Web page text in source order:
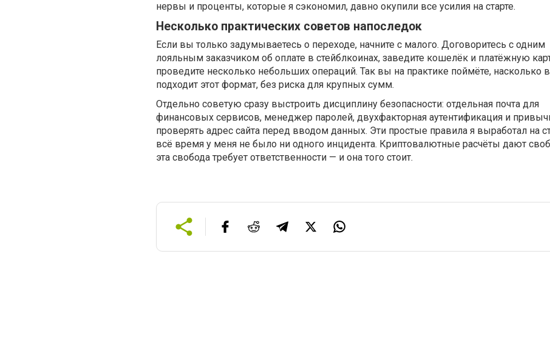
нервы и проценты, которые я сэкономил, давно окупили все усилия на старте.
Несколько практических советов напоследок
Если вы только задумываетесь о переходе, начните с малого. Договоритесь с одним
лояльным заказчиком об оплате в стейблкоинах, заведите кошелёк и платёжную
проведите несколько небольших операций. Так вы на практике поймёте, насколько
подходит этот формат, без риска для крупных сумм.
Отдельно советую сразу выстроить дисциплину безопасности: отдельная почта для
финансовых сервисов, менеджер паролей, двухфакторная аутентификация и
проверять адрес сайта перед вводом данных. Эти простые правила я выработал на
всё время у меня не было ни одного инцидента. Криптовалютные расчёты дают
эта свобода требует ответственности — и она того стоит.